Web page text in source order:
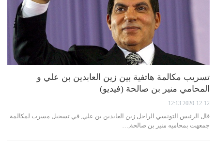
تسريب مكالمة هاتفية بين زين العابدين بن علي و
المحامي منير بن صالحة (فيديو)
2020-12-12 12:13
قال الرئيس التونسي الراحل زين العابدين بن علي, في تسجيل مسرب لمكالمة
جمعهت بمحاميه منير بن صالحة,…